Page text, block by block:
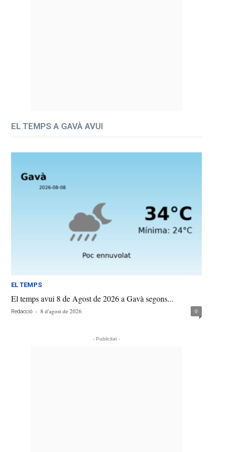
EL TEMPS A GAVÀ AVUI
EL TEMPS
El temps avui 8 de Agost de 2026 a Gavà segons...
Redacció - 8 d'agost de 2026 0
- Publicitat -